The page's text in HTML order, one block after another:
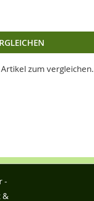
zum vergleichen.
-
&